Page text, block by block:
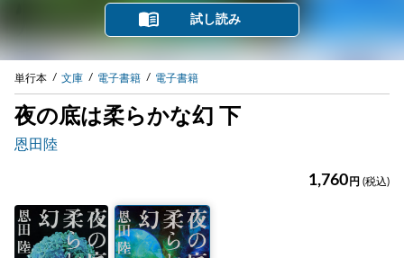
試し読み
単行本 文庫 電子書籍 電子書籍
夜の底は柔らかな幻 下
恩田陸
1,760 円 (税込)